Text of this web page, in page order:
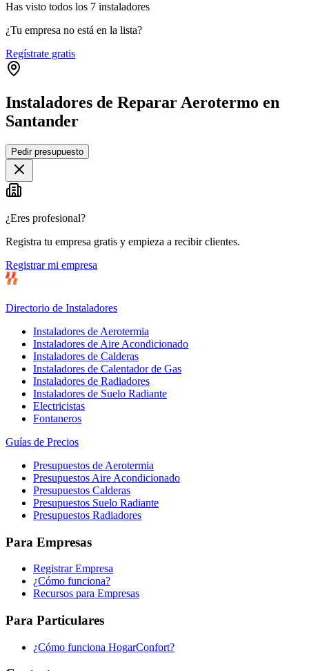
Has visto todos los 7 instaladores
¿Tu empresa no está en la lista?
Regístrate gratis
Instaladores de Reparar Aerotermo en
Santander
+
−
Pedir presupuesto
¿Eres profesional?
Registra tu empresa gratis y empieza a recibir clientes.
Registrar mi empresa
Directorio de Instaladores
Instaladores de Aerotermia
Instaladores de Aire Acondicionado
Instaladores de Calderas
Instaladores de Calentador de Gas
Instaladores de Radiadores
Instaladores de Suelo Radiante
Electricistas
Fontaneros
Guías de Precios
Presupuestos de Aerotermia
Presupuestos Aire Acondicionado
Presupuestos Calderas
Presupuestos Suelo Radiante
Presupuestos Radiadores
Para Empresas
Registrar Empresa
¿Cómo funciona?
Recursos para Empresas
Para Particulares
¿Cómo funciona HogarConfort?